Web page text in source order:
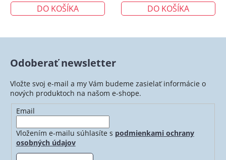
DO KOŠÍKA DO KOŠÍKA
Odoberať newsletter
Vložte svoj e-mail a my Vám budeme zasielať informácie o
nových produktoch na našom e-shope.
Email
Vložením e-mailu súhlasíte s podmienkami ochrany
osobných údajov